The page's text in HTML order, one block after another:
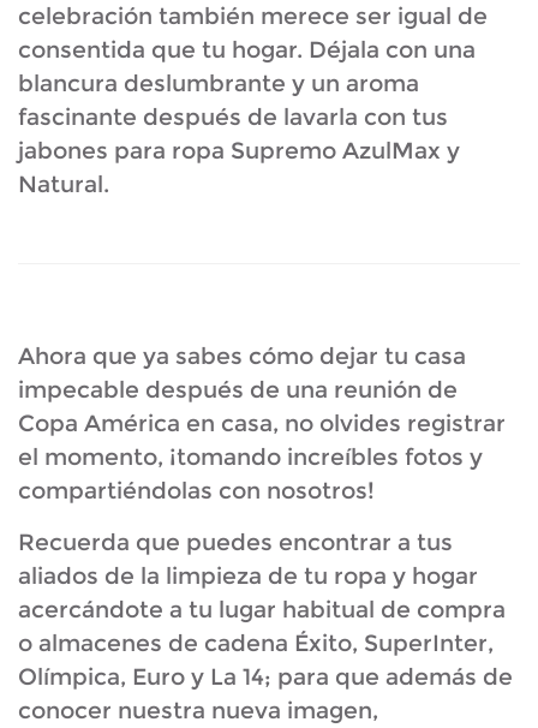
celebración también merece ser igual de
consentida que tu hogar. Déjala con una
blancura deslumbrante y un aroma
fascinante después de lavarla con tus
jabones para ropa Supremo AzulMax y
Natural.
Ahora que ya sabes cómo dejar tu casa
impecable después de una reunión de
Copa América en casa, no olvides registrar
el momento, ¡tomando increíbles fotos y
compartiéndolas con nosotros!
Recuerda que puedes encontrar a tus
aliados de la limpieza de tu ropa y hogar
acercándote a tu lugar habitual de compra
o almacenes de cadena Éxito, SuperInter,
Olímpica, Euro y La 14; para que además de
conocer nuestra nueva imagen,